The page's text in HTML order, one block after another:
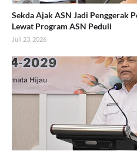
Sekda Ajak ASN Jadi Penggerak
Lewat Program ASN Peduli
Juli 23, 2026